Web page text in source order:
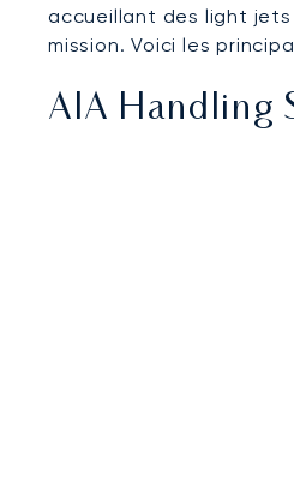
accueillant des light
mission. Voici les
AIA Handling